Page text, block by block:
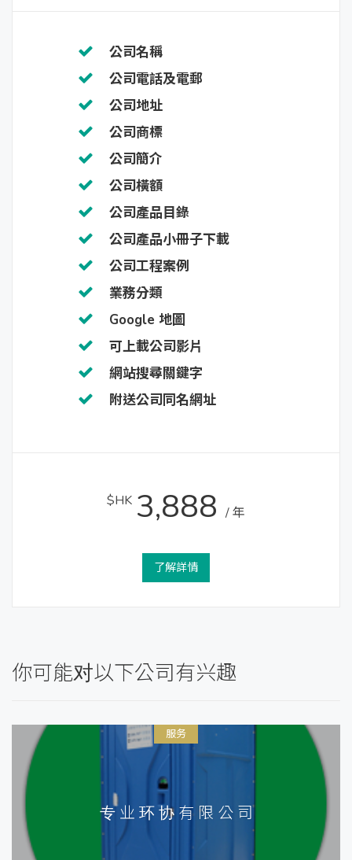
公司名稱
公司電話及電郵
公司地址
公司商標
公司簡介
公司橫額
公司產品目錄
公司產品小冊子下載
公司工程案例
業務分類
Google 地圖
可上載公司影片
網站搜尋關鍵字
附送公司同名網址
$HK 3,888 / 年
了解詳情
你可能对以下公司有兴趣
专 业 环 协 有 限 公 司
服务